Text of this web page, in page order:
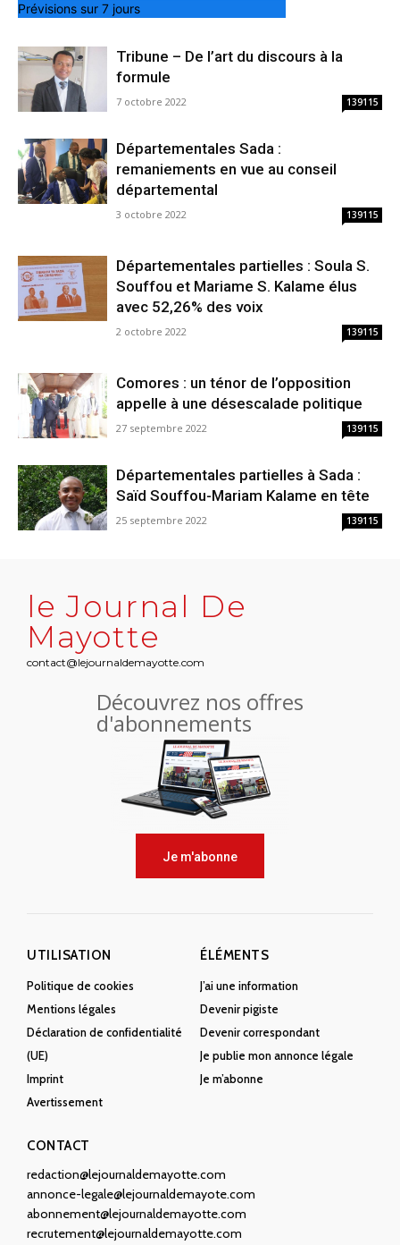
Prévisions sur 7 jours
Tribune – De l’art du discours à la
formule
7 octobre 2022 139115
Départementales Sada :
remaniements en vue au conseil
départemental
3 octobre 2022 139115
Départementales partielles : Soula S.
Souffou et Mariame S. Kalame élus
avec 52,26% des voix
2 octobre 2022 139115
Comores : un ténor de l’opposition
appelle à une désescalade politique
27 septembre 2022 139115
Départementales partielles à Sada :
Saïd Souffou-Mariam Kalame en tête
25 septembre 2022 139115
le Journal De
Mayotte
contact@lejournaldemayotte.com
Découvrez nos offres
d'abonnements
Je m'abonne
UTILISATION
Politique de cookies
Mentions légales
Déclaration de confidentialité
(UE)
Imprint
Avertissement
ÉLÉMENTS
J’ai une information
Devenir pigiste
Devenir correspondant
Je publie mon annonce légale
Je m’abonne
CONTACT
redaction@lejournaldemayotte.com
annonce-legale@lejournaldemayote.com
abonnement@lejournaldemayotte.com
recrutement@lejournaldemayotte.com